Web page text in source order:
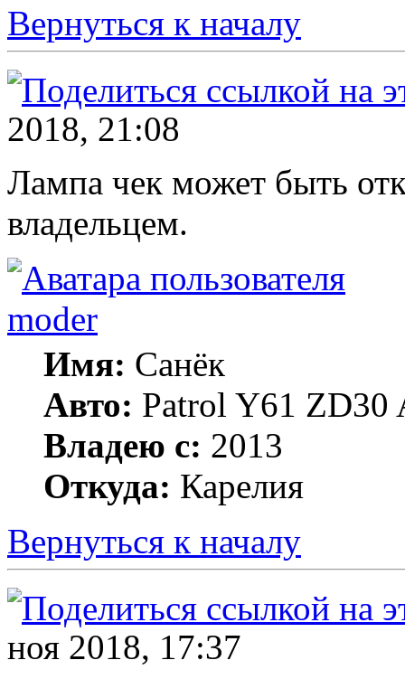
Вернуться к началу
2018, 21:08
Лампа чек может быть
владельцем.
moder
Имя: Санёк
Авто: Patrol Y61 ZD30
Владею с: 2013
Откуда: Карелия
Вернуться к началу
ноя 2018, 17:37